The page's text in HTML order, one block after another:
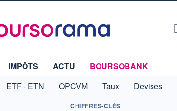
IMPÔTS ACTU
BOURSOBANK
ETF - ETN OPCVM Taux Devises
CHIFFRES-CLÉS